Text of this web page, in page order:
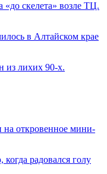
«до скелета» возле ТЦ.
в Алтайском крае
из лихих 90-х.
на откровенное мини-
радовался голу